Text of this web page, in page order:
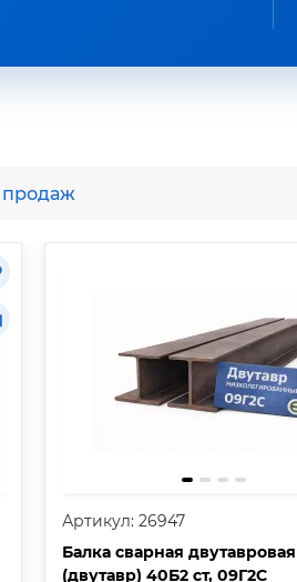
Артикул: 26947
Балка сварная двутавровая
(двутавр) 40Б2 ст, 09Г2С